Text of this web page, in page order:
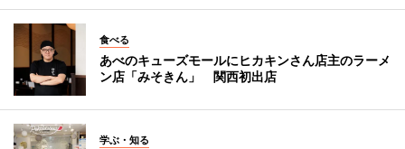
食べる
あべのキューズモールにヒカキンさん店主のラーメ
ン店「みそきん」 関西初出店
学ぶ・知る